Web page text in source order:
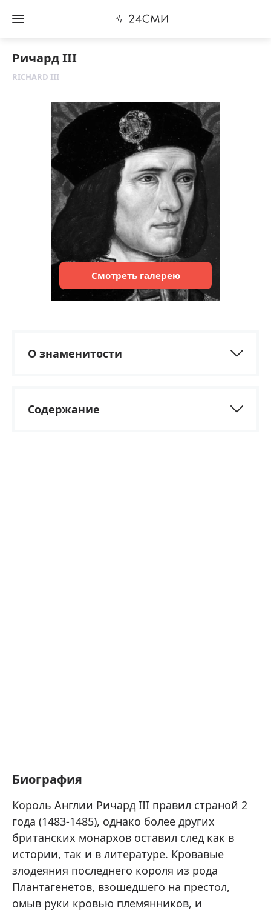
Ричард III
RICHARD III
Смотреть галерею
О знаменитости
Содержание
Биография
Король Англии Ричард III правил страной 2
года (1483-1485), однако более других
британских монархов оставил след как в
истории, так и в литературе. Кровавые
злодеяния последнего короля из рода
Плантагенетов, взошедшего на престол,
омыв руки кровью племянников, и